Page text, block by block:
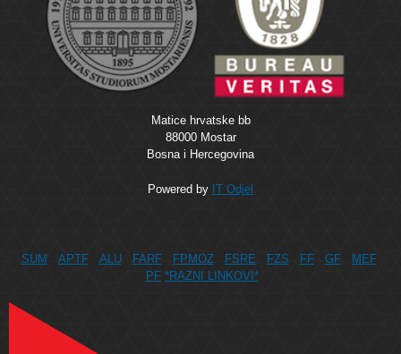
Matice hrvatske bb
88000 Mostar
Bosna i Hercegovina
Powered by IT Odjel
SUM APTF ALU FARF FPMOZ FSRE FZS FF GF
MEF
PF *RAZNI LINKOVI*